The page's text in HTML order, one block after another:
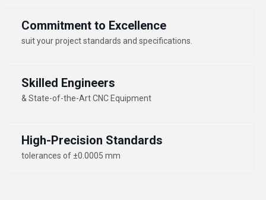
Commitment to Excellence
suit your project standards and specifications.
Skilled Engineers
& State-of-the-Art CNC Equipment
High-Precision Standards
tolerances of ±0.0005 mm